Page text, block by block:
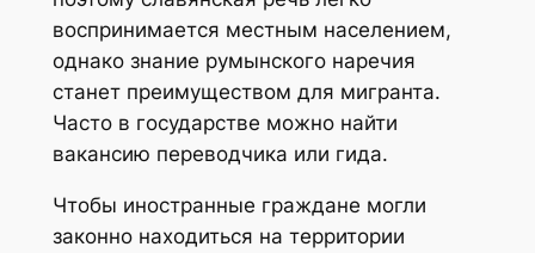
воспринимается местным населением,
однако знание румынского наречия
станет преимуществом для мигранта.
Часто в государстве можно найти
вакансию переводчика или гида.
Чтобы иностранные граждане могли
законно находиться на территории